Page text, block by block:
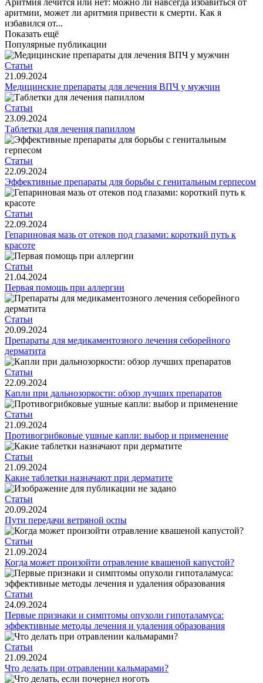
аритмии, может ли аритмия привести к смерти. Как я
избавился от...
Показать ещё
Популярные публикации
Статьи
21.09.2024
Медицинские препараты для лечения ВПЧ у мужчин
Статьи
23.09.2024
Таблетки для лечения папиллом
Статьи
22.09.2024
Эффективные препараты для борьбы с генитальным герпесом
Статьи
22.09.2024
Гепариновая мазь от отеков под глазами: короткий путь к
красоте
Статьи
21.04.2024
Первая помощь при аллергии
Статьи
20.09.2024
Препараты для медикаментозного лечения себорейного
дерматита
Статьи
22.09.2024
Капли при дальнозоркости: обзор лучших препаратов
Статьи
21.09.2024
Противогрибковые ушные капли: выбор и применение
Статьи
21.09.2024
Какие таблетки назначают при дерматите
Статьи
20.09.2024
Пути передачи ветряной оспы
Статьи
21.09.2024
Когда может произойти отравление квашеной капустой?
Статьи
24.09.2024
Первые признаки и симптомы опухоли гипоталамуса:
эффективные методы лечения и удаления образования
Статьи
21.09.2024
Что делать при отравлении кальмарами?